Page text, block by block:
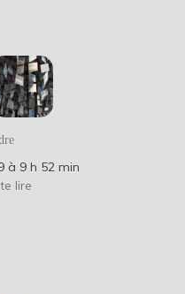
à 9 h 52 min
lire